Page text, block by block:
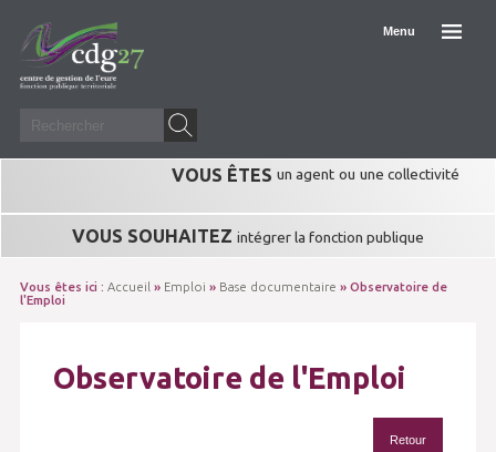
Menu
VOUS ÊTES un agent ou une collectivité
VOUS SOUHAITEZ intégrer la fonction publique
Vous êtes ici : Accueil » Emploi » Base documentaire » Observatoire de
l'Emploi
Observatoire de l'Emploi
Retour